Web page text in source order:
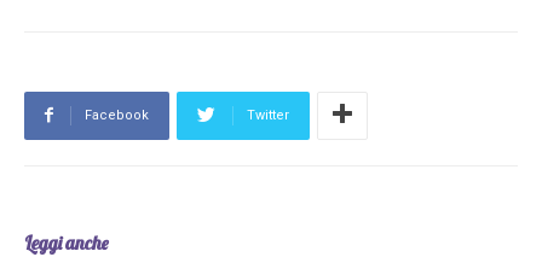
Facebook Twitter
Leggi anche